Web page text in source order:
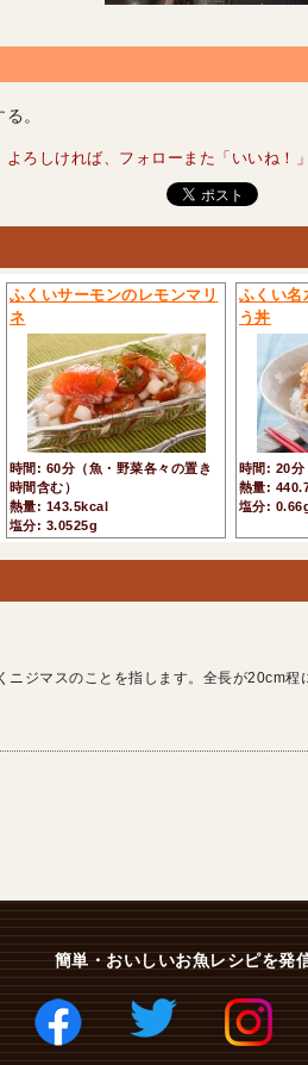
。
よろしければ、フォローまた「いいね！
ふくいサーモンのレモンマリ
ネ
時間: 60分（魚・野菜各々の置き
時間含む）
熱量: 143.5kcal
塩分: 3.0525g
ふくい名
う丼
時間: 20分
熱量:
塩分:
ニジマスのことを指します。全長が20cm程
簡単・おいしいお魚レシピを発